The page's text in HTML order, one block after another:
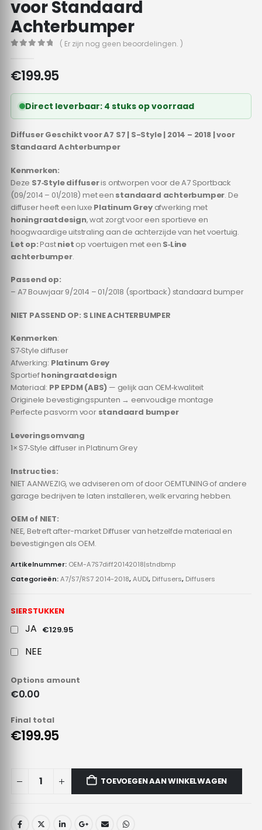
voor Standaard
Achterbumper
( Er zijn nog geen beoordelingen. )
€199.95
Direct leverbaar: 4 stuks op voorraad
Diffuser Geschikt voor A7 S7 | S-Style | 2014 – 2018 | voor
Standaard Achterbumper
Kenmerken:
Deze S7‑Style diffuseris ontworpen voor de A7 Sportback
(09/2014 – 01/2018) met een standaard achterbumper. De
diffuser heeft een luxe Platinum Greyafwerking met
honingraatdesign, wat zorgt voor een sportieve en
hoogwaardige uitstraling aan de achterzijde van het voertuig.
Let op:Pastniet op voertuigen met een S‑Line
achterbumper.
Passend op:
– A7 Bouwjaar 9/2014 – 01/2018 (sportback) standaard bumper
NIET PASSEND OP: S LINE ACHTERBUMPER
Kenmerken:
S7‑Style diffuser
Afwerking: Platinum Grey
Sportiefhoningraatdesign
Materiaal: PP EPDM (ABS) — gelijk aan OEM‑kwaliteit
Originele bevestigingspunten → eenvoudige montage
Perfecte pasvorm voor standaard bumper
Leveringsomvang
1× S7‑Style diffuser in Platinum Grey
Instructies:
NIET AANWEZIG, we adviseren om of door OEMTUNING of andere
garage bedrijven te laten installeren, welk ervaring hebben.
OEM of NIET:
NEE, Betreft after-market Diffuser van hetzelfde materiaal en
bevestigingen als OEM.
Artikelnummer: OEM-A7S7diff20142018|stndbmp
Categorieën:A7/S7/RS7 2014-2018,AUDI, Diffusers, Diffusers
SIERSTUKKEN
JA €129.95
NEE
Options amount
€0.00
Final total
€199.95
TOEVOEGEN AAN WINKELWAGEN